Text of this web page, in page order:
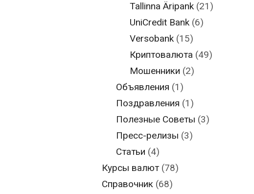
Tallinna Äripank (21)
UniCredit Bank (6)
Versobank (15)
Криптовалюта (49)
Мошенники (2)
Объявления (1)
Поздравления (1)
Полезные Советы (3)
Пресс-релизы (3)
Статьи (4)
Курсы валют (78)
Справочник (68)